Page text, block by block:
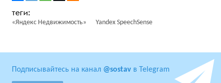
«Яндекс Недвижимость» Yandex SpeechSense
Подписывайтесь на канал @sostav в Telegram